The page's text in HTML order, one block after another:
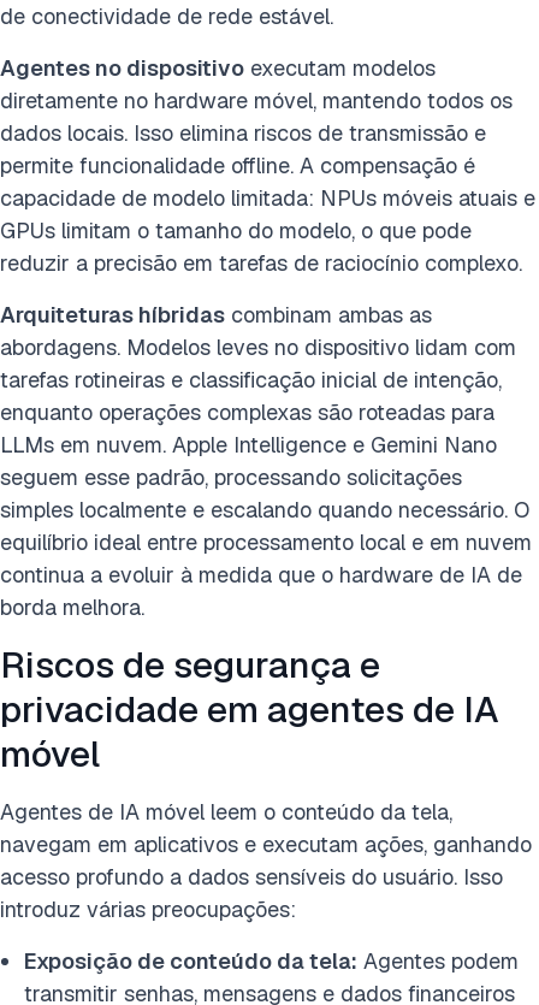
de conectividade de rede estável.
Agentes no dispositivo executam modelos
diretamente no hardware móvel, mantendo todos os
dados locais. Isso elimina riscos de transmissão e
permite funcionalidade offline. A compensação é
capacidade de modelo limitada: NPUs móveis atuais e
GPUs limitam o tamanho do modelo, o que pode
reduzir a precisão em tarefas de raciocínio complexo.
Arquiteturas híbridas combinam ambas as
abordagens. Modelos leves no dispositivo lidam com
tarefas rotineiras e classificação inicial de intenção,
enquanto operações complexas são roteadas para
LLMs em nuvem. Apple Intelligence e Gemini Nano
seguem esse padrão, processando solicitações
simples localmente e escalando quando necessário. O
equilíbrio ideal entre processamento local e em nuvem
continua a evoluir à medida que o hardware de IA de
borda melhora.
Riscos de segurança e
privacidade em agentes de IA
móvel
Agentes de IA móvel leem o conteúdo da tela,
navegam em aplicativos e executam ações, ganhando
acesso profundo a dados sensíveis do usuário. Isso
introduz várias preocupações:
Exposição de conteúdo da tela: Agentes podem
transmitir senhas, mensagens e dados financeiros